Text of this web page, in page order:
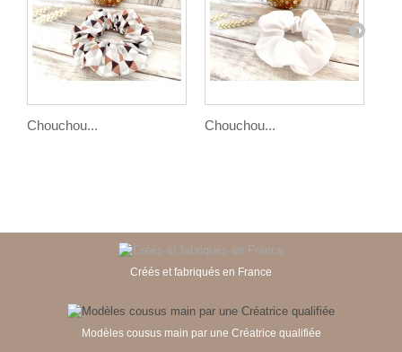
Chouchou... Chouchou...
Créés et fabriqués en France
Modèles cousus main par une Créatrice qualifiée